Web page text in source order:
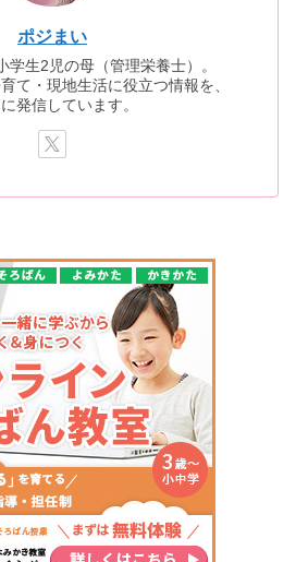
ポジまい
学生2児の母（管理栄養士）。
て・現地生活に役立つ情報を、
発信しています。